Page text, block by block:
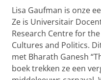
Lisa Gaufman is onze
Ze is Universitair
Research Centre for
Cultures and Politics.
met Bharath Ganesh
boek trekken ze een